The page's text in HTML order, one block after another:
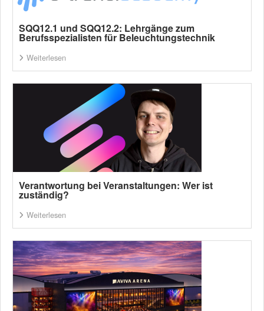
SQQ12.1 und SQQ12.2: Lehrgänge zum
Berufsspezialisten für Beleuchtungstechnik
Weiterlesen
Verantwortung bei Veranstaltungen: Wer ist
zuständig?
Weiterlesen